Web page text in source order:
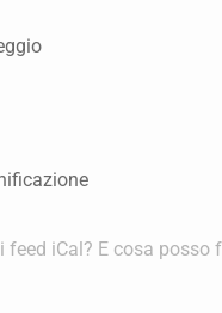
feed iCal? E cosa posso